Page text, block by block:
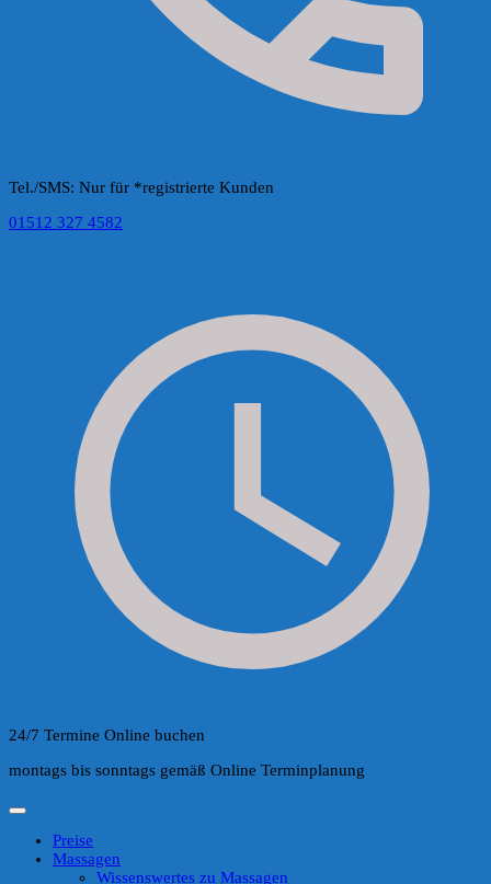
Tel./SMS: Nur für *registrierte Kunden
01512 327 4582
24/7 Termine Online buchen
montags bis sonntags gemäß Online Terminplanung
Preise
Massagen
Wissenswertes zu Massagen